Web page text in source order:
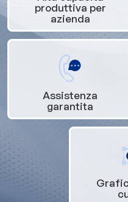
produttiva per
azienda
Assistenza
garantita